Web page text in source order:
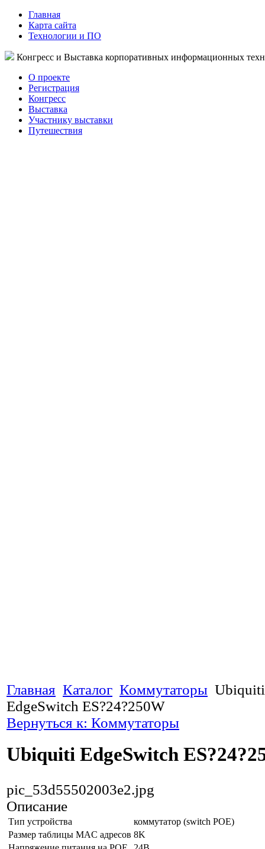
Главная
Карта сайта
Технологии и ПО
Конгресс и Выставка корпоративных информационных
О проекте
Регистрация
Конгресс
Выставка
Участнику выставки
Путешествия
Главная Каталог Коммутаторы Ubiquiti
EdgeSwitch ES?24?250W
Вернуться к: Коммутаторы
Ubiquiti EdgeSwitch
pic_53d55502003e2.jpg
Описание
Тип устройства
коммутатор (switch POE)
Размер таблицы MAC адресов 8K